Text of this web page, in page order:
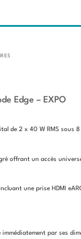
Edge – EXPO
de 2 x 40 W RMS sous 8
offrant un accès
une prise HDMI
immédiatement par ses